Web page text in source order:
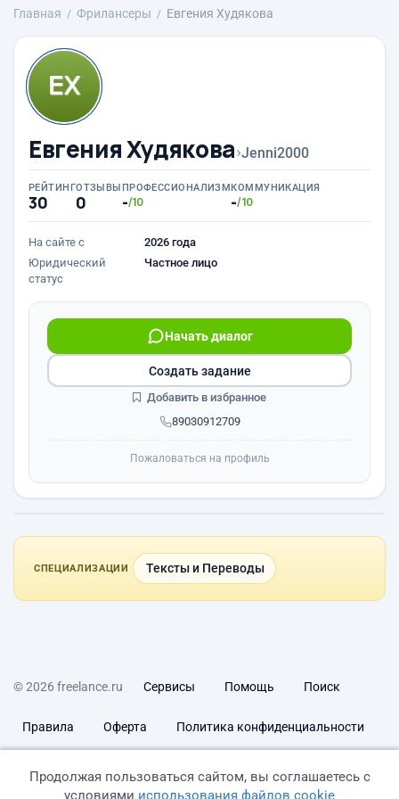
Главная Фрилансеры Евгения Худякова
Евгения Худякова›Jenni2000
РЕЙТИНГ
30
ОТЗЫВЫ
0
ПРОФЕССИОНАЛИЗМ
-/10
КОММУНИКАЦИЯ
-/10
На сайте с
2026 года
Юридический
статус
Частное лицо
89030912709
Начать диалог
Создать задание
Добавить в избранное
Пожаловаться на профиль
СПЕЦИАЛИЗАЦИИ Тексты и Переводы
© 2026 freelance.ru Сервисы Помощь Поиск
Правила Оферта Политика конфиденциальности
Продолжая пользоваться сайтом, вы соглашаетесь с
условиями использования файлов cookie